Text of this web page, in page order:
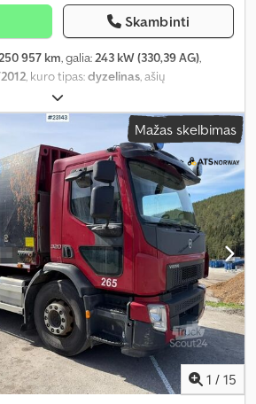
Skambinti
957 km, galia:243 kW (330,39 AG),
, kuro tipas:dyzelinas, ašių
3 900 mm
klasė:Euro 5, pakaba:oras, bendras
, bendras aukštis:3 450
2012, Įranga:diferencialo užraktas,
veidrodis, oro kondicionavimas,
Mažas skelbimas
1 / 15